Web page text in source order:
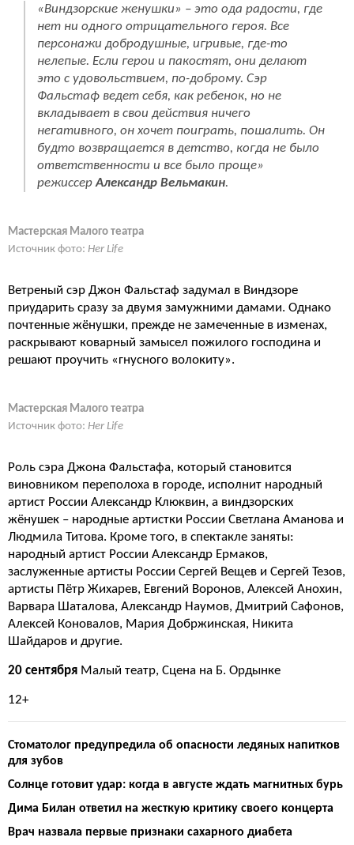
«Виндзорские женушки» – это ода радости, где
нет ни одного отрицательного героя. Все
персонажи добродушные, игривые, где-то
нелепые. Если герои и пакостят, они делают
это с удовольствием, по-доброму. Сэр
Фальстаф ведет себя, как ребенок, но не
вкладывает в свои действия ничего
негативного, он хочет поиграть, пошалить. Он
будто возвращается в детство, когда не было
ответственности и все было проще»
режиссерАлександр Вельмакин.
Мастерская Малого театра
Источник фото: Her Life
Ветреный сэр Джон Фальстаф задумал в Виндзоре
приударить сразу за двумя замужними дамами. Однако
почтенные жёнушки, прежде не замеченные в изменах,
раскрывают коварный замысел пожилого господина и
решают проучить «гнусного волокиту».
Мастерская Малого театра
Источник фото: Her Life
Роль сэра Джона Фальстафа, который становится
виновником переполоха в городе, исполнит народный
артист России Александр Клюквин, а виндзорских
жёнушек – народные артистки России Светлана Аманова и
Людмила Титова. Кроме того, в спектакле заняты:
народный артист России Александр Ермаков,
заслуженные артисты России Сергей Вещев и Сергей Тезов,
артисты Пётр Жихарев, Евгений Воронов, Алексей Анохин,
Варвара Шаталова, Александр Наумов, Дмитрий Сафонов,
Алексей Коновалов, Мария Добржинская, Никита
Шайдаров и другие.
20 сентября Малый театр, Сцена на Б. Ордынке
12+
Стоматолог предупредила об опасности ледяных напитков
для зубов
Солнце готовит удар: когда в августе ждать магнитных бурь
Дима Билан ответил на жесткую критику своего концерта
Врач назвала первые признаки сахарного диабета